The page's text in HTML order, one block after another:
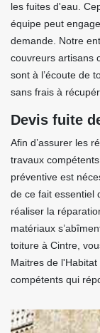
les fuites d'eau.
équipe peut
demande. Notre
couvreurs artisans
sont à l’écoute de
sans frais à
Devis fuite
Afin d’assurer les
travaux
préventive est
de ce fait essentiel
réaliser la
matériaux
toiture à Cintre,
Maitres de
compétents qui